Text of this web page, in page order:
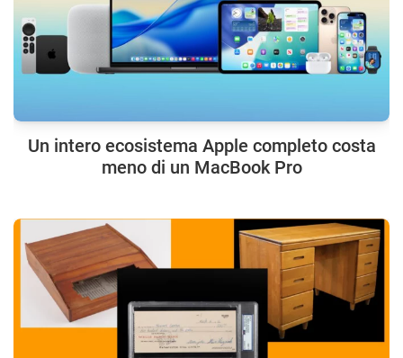
Un intero ecosistema Apple completo costa
meno di un MacBook Pro